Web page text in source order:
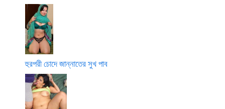
হুরপরী চোদে জান্নাতের সুখ পাব